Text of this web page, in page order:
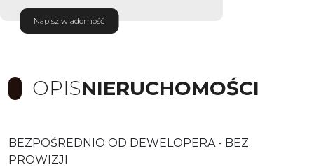
Napisz wiadomość
OPISNIERUCHOMOŚCI
BEZPOŚREDNIO OD DEWELOPERA - BEZ
PROWIZJI